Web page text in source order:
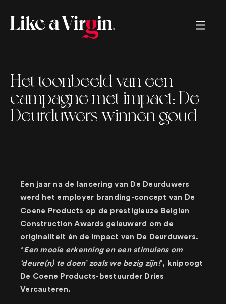
renaming brands, marketing strategies,
sales strategies, memorable movies,
crazy commercials, tv, radio, great
ads, long copy, short copy, boring
copy, snappy copy, online, offline,
logos, left and right. We. got. You.
Het toonbeeld van een
campagne met impact: De
Deurduwers winnen goud
Een jaar na de lancering van De Deurduwers
werd het employer branding-concept van De
Coene Products op de prestigieuze Belgian
Construction Awards gelauwerd om de
originaliteit én de impact van De Deurduwers.
“Een mooie erkenning en een stimulans om
‘deure(n) te doen’ zoals we bezig zijn!’, knipoogt
De Coene Products-bestuurder Dries
Vercauteren.